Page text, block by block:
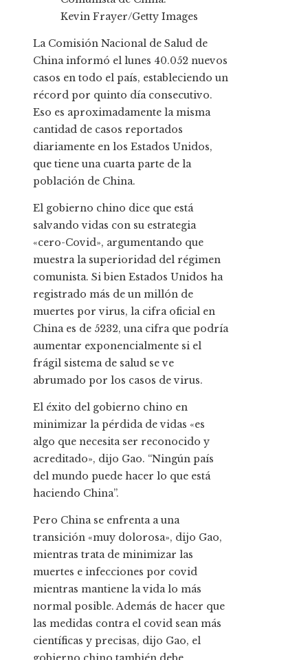
Kevin Frayer/Getty Images
La Comisión Nacional de Salud de
China informó el lunes 40.052 nuevos
casos en todo el país, estableciendo un
récord por quinto día consecutivo.
Eso es aproximadamente la misma
cantidad de casos reportados
diariamente en los Estados Unidos,
que tiene una cuarta parte de la
población de China.
El gobierno chino dice que está
salvando vidas con su estrategia
«cero-Covid», argumentando que
muestra la superioridad del régimen
comunista. Si bien Estados Unidos ha
registrado más de un millón de
muertes por virus, la cifra oficial en
China es de 5232, una cifra que podría
aumentar exponencialmente si el
frágil sistema de salud se ve
abrumado por los casos de virus.
El éxito del gobierno chino en
minimizar la pérdida de vidas «es
algo que necesita ser reconocido y
acreditado», dijo Gao. “Ningún país
del mundo puede hacer lo que está
haciendo China”.
Pero China se enfrenta a una
transición «muy dolorosa», dijo Gao,
mientras trata de minimizar las
muertes e infecciones por covid
mientras mantiene la vida lo más
normal posible. Además de hacer que
las medidas contra el covid sean más
científicas y precisas, dijo Gao, el